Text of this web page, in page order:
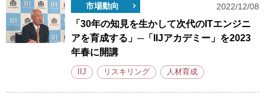
市場動向 2022/12/08
「30年の知見を生かして次代のITエンジニ
アを育成する」─「IIJアカデミー」を2023
年春に開講
IIJ リスキリング 人材育成